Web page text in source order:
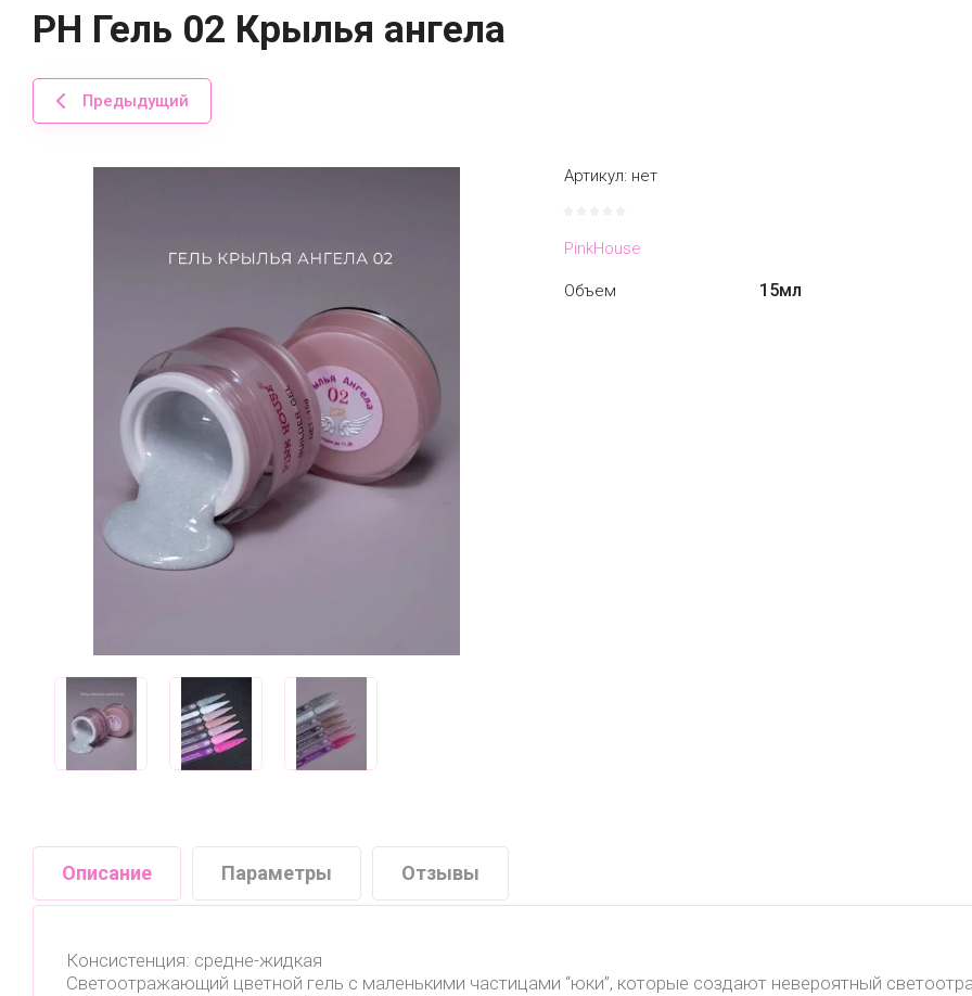
PH Гель 02 Крылья ангела
Предыдущий
Артикул: нет
PinkHouse
Объем 15мл
Описание Параметры Отзывы
Консистенция: средне-жидкая
Светоотражающий цветной гель с маленькими частицами “юки”, которые создают невероятный